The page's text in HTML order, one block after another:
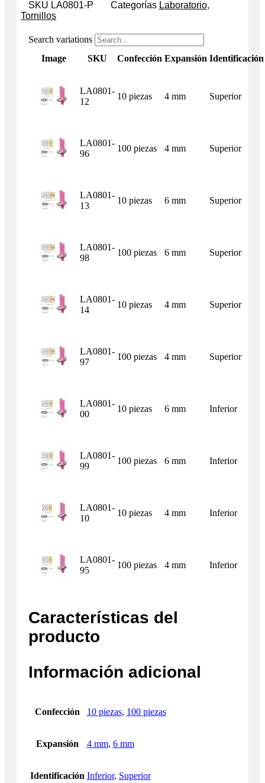
SKU LA0801-P Categorías Laboratorio,
Tornillos
Search variations
Image
SKU Confección Expansión Identificación
LA0801-
12
10 piezas 4 mm Superior
LA0801-
96
100 piezas 4 mm Superior
LA0801-
13
10 piezas 6 mm Superior
LA0801-
98
100 piezas 6 mm Superior
LA0801-
14
10 piezas 4 mm Superior
LA0801-
97
100 piezas 4 mm Superior
LA0801-
00
10 piezas 6 mm Inferior
LA0801-
99
100 piezas 6 mm Inferior
LA0801-
10
10 piezas 4 mm Inferior
LA0801-
95
100 piezas 4 mm Inferior
Características del
producto
Información adicional
Confección 10 piezas, 100 piezas
Expansión 4 mm, 6 mm
Identificación Inferior, Superior